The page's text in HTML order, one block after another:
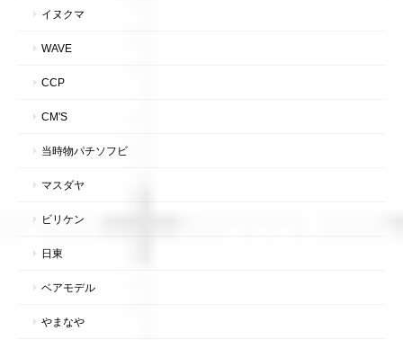
イヌクマ
WAVE
CCP
CM'S
当時物パチソフビ
マスダヤ
ビリケン
日東
ベアモデル
やまなや